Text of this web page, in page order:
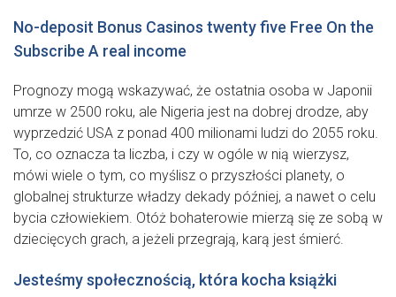
No-deposit Bonus Casinos twenty five Free On the
Subscribe A real income
Prognozy mogą wskazywać, że ostatnia osoba w Japonii
umrze w 2500 roku, ale Nigeria jest na dobrej drodze, aby
wyprzedzić USA z ponad 400 milionami ludzi do 2055 roku.
To, co oznacza ta liczba, i czy w ogóle w nią wierzysz,
mówi wiele o tym, co myślisz o przyszłości planety, o
globalnej strukturze władzy dekady później, a nawet o celu
bycia człowiekiem. Otóż bohaterowie mierzą się ze sobą w
dziecięcych grach, a jeżeli przegrają, karą jest śmierć.
Jesteśmy społecznością, która kocha książki